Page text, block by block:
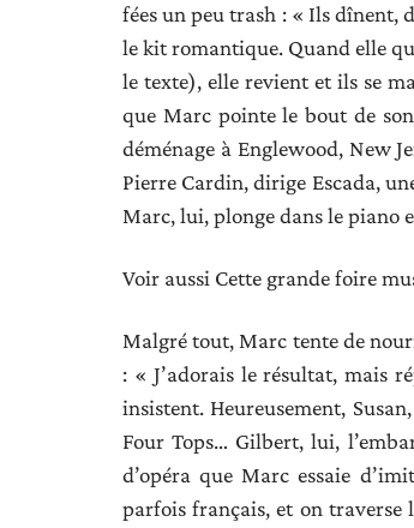
fées un peu trash : « Ils dînent,
le kit romantique. Quand elle
le texte), elle revient et ils se
que Marc pointe le bout de
déménage à Englewood, New
Pierre Cardin, dirige Escada,
Marc, lui, plonge dans le piano
Voir aussi Cette grande foire
Malgré tout, Marc tente de
: « J’adorais le résultat, mais
insistent. Heureusement,
Four Tops… Gilbert, lui,
d’opéra que Marc essaie
parfois français, et on